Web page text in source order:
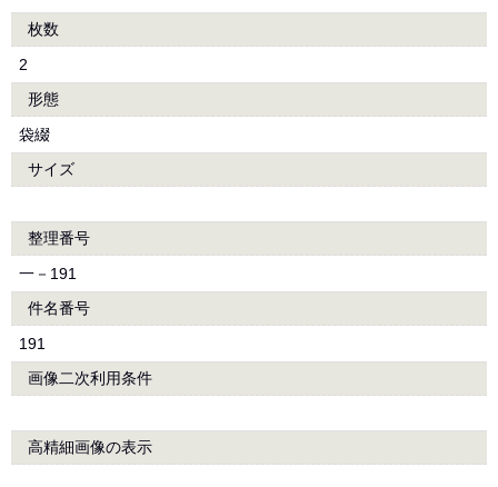
枚数
2
形態
袋綴
サイズ
整理番号
一－191
件名番号
191
画像二次利用条件
高精細画像の表示